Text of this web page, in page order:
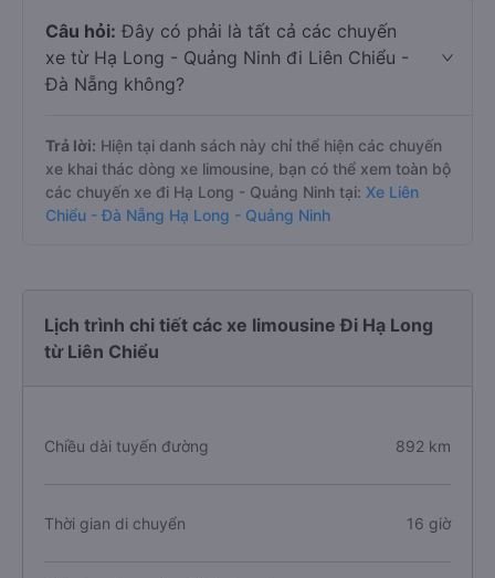
Câu hỏi: Đây có phải là tất cả các chuyến
xe từ Hạ Long - Quảng Ninh đi Liên Chiểu -
Đà Nẵng không?
Trả lời: Hiện tại danh sách này chỉ thể hiện các chuyến
xe khai thác dòng xe limousine, bạn có thể xem toàn bộ
các chuyến xe đi Hạ Long - Quảng Ninh tại: Xe Liên
Chiểu - Đà Nẵng Hạ Long - Quảng Ninh
Lịch trình chi tiết các xe limousine Đi Hạ Long
từ Liên Chiểu
Chiều dài tuyến đường 892 km
Thời gian di chuyển 16 giờ